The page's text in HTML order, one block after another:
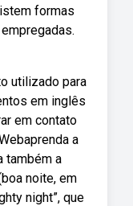
formas
utilizado para
em inglês
em contato
a
também a
noite, em
night”, que